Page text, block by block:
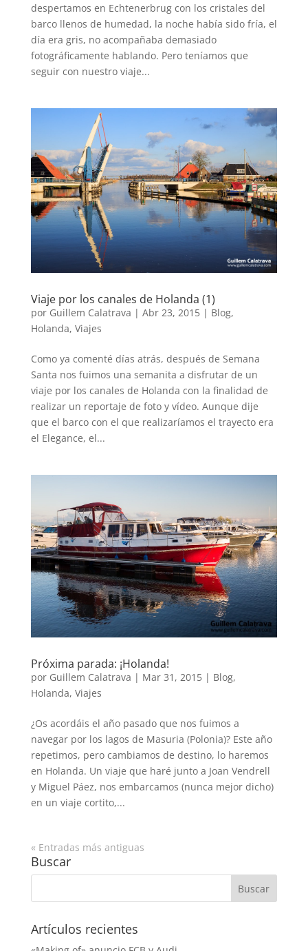
despertamos en Echtenerbrug con los cristales del
barco llenos de humedad, la noche había sido fría, el
día era gris, no acompañaba demasiado
fotográficamente hablando. Pero teníamos que
seguir con nuestro viaje...
Viaje por los canales de Holanda (1)
por Guillem Calatrava | Abr 23, 2015| Blog,
Holanda, Viajes
Como ya comenté días atrás, después de Semana
Santa nos fuimos una semanita a disfrutar de un
viaje por los canales de Holanda con la finalidad de
realizar un reportaje de foto y vídeo. Aunque dije
que el barco con el que realizaríamos el trayecto era
el Elegance, el...
Próxima parada: ¡Holanda!
por Guillem Calatrava | Mar 31, 2015| Blog,
Holanda, Viajes
¿Os acordáis el año pasado que nos fuimos a
navegar por los lagos de Masuria (Polonia)? Este año
repetimos, pero cambiamos de destino, lo haremos
en Holanda. Un viaje que haré junto a Joan Vendrell
y Miguel Páez, nos embarcamos (nunca mejor dicho)
en un viaje cortito,...
« Entradas más antiguas
Buscar
Artículos recientes